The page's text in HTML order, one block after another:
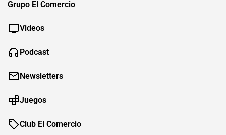
Grupo El Comercio
Videos
Podcast
Newsletters
Juegos
Club El Comercio